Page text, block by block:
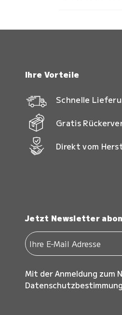
Ihre Vorteile
Schnelle
Gratis
Direkt vom
Jetzt Newsletter
Mit der Anmeldung zum